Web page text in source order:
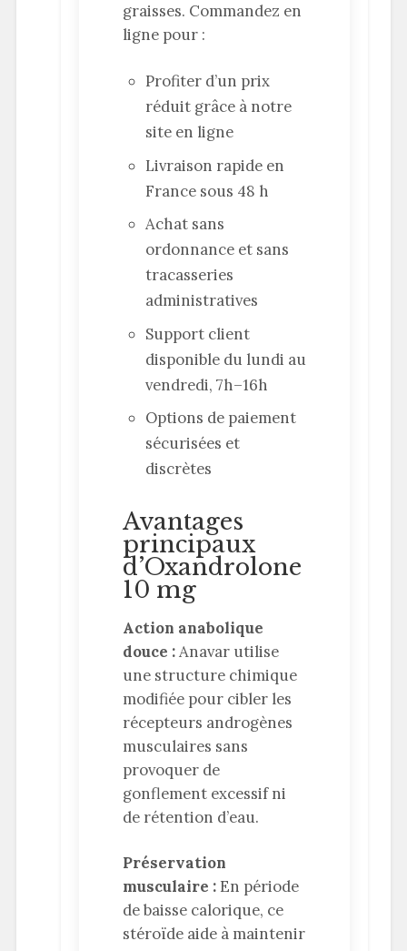
graisses. Commandez en
ligne pour :
Profiter d’un prix
réduit grâce à notre
site en ligne
Livraison rapide en
France sous 48 h
Achat sans
ordonnance et sans
tracasseries
administratives
Support client
disponible du lundi au
vendredi, 7h–16h
Options de paiement
sécurisées et
discrètes
Avantages
principaux
d’Oxandrolone
10 mg
Action anabolique
douce :Anavar utilise
une structure chimique
modifiée pour cibler les
récepteurs androgènes
musculaires sans
provoquer de
gonflement excessif ni
de rétention d’eau.
Préservation
musculaire :En période
de baisse calorique, ce
stéroïde aide à maintenir